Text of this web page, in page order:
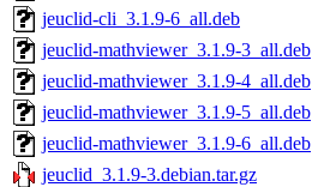
jeuclid-cli_3.1.9-6_all.deb
jeuclid-mathviewer_3.1.9-3_all.deb
jeuclid-mathviewer_3.1.9-4_all.deb
jeuclid-mathviewer_3.1.9-5_all.deb
jeuclid-mathviewer_3.1.9-6_all.deb
jeuclid_3.1.9-3.debian.tar.gz